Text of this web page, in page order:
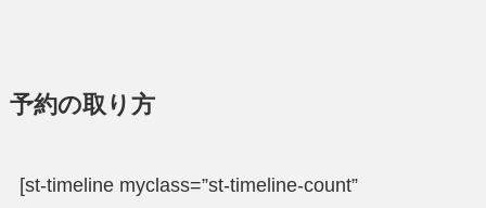
予約の取り方
[st-timeline myclass=”st-timeline-count”